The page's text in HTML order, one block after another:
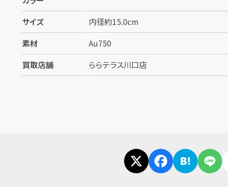
サイズ
内径約15.0cm
素材
Au750
買取店舗
ららテラス川口店